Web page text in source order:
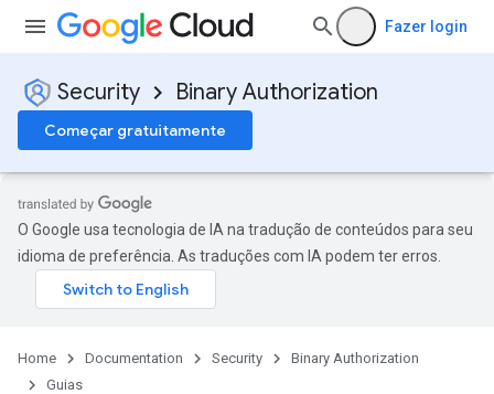
Fazer login
Security Binary Authorization
Começar gratuitamente
O Google usa tecnologia de IA na tradução de conteúdos para seu
idioma de preferência. As traduções com IA podem ter erros.
Home Documentation Security
Binary Authorization
Guias